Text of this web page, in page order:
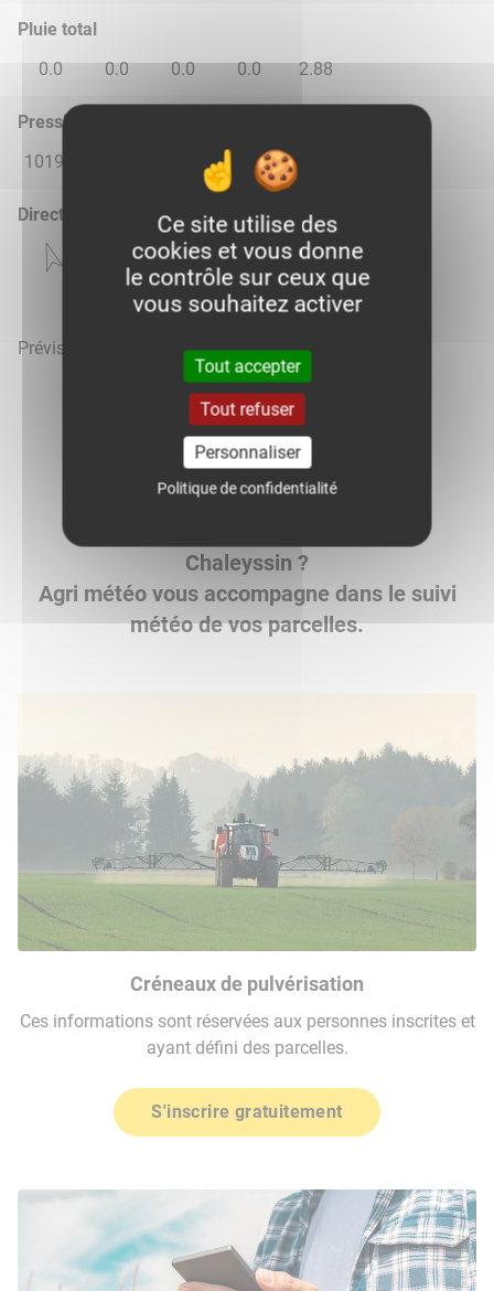
Pluie total
0.0
0.0 0.0 0.0 2.88
Pression atmosphérique (hPa)
1019.0
1015.0 1013.0 1017.0
Direction du vent
Prévisions météo mises à jour le 6 août 2026 à 21h
Voir la météo heure par heure
Vous êtes agriculteur sur Saint-Just-
Chaleyssin ?
Agri météo vous accompagne dans le suivi
météo de vos parcelles.
Créneaux de pulvérisation
Ces informations sont réservées aux personnes inscrites et
ayant défini des parcelles.
S'inscrire gratuitement
Ce site utilise des
cookies et vous donne
le contrôle sur ceux que
vous souhaitez activer
Tout accepter
Tout refuser
Personnaliser
Politique de confidentialité